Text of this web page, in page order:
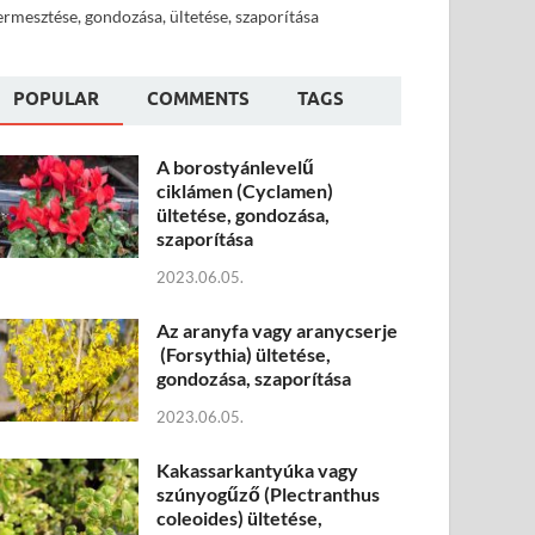
gondozása, ültetése, szaporítása
POPULAR COMMENTS TAGS
A borostyánlevelű
ciklámen (Cyclamen)
ültetése, gondozása,
szaporítása
2023.06.05.
Az aranyfa vagy aranycserje
(Forsythia) ültetése,
gondozása, szaporítása
2023.06.05.
Kakassarkantyúka vagy
szúnyogűző (Plectranthus
coleoides) ültetése,